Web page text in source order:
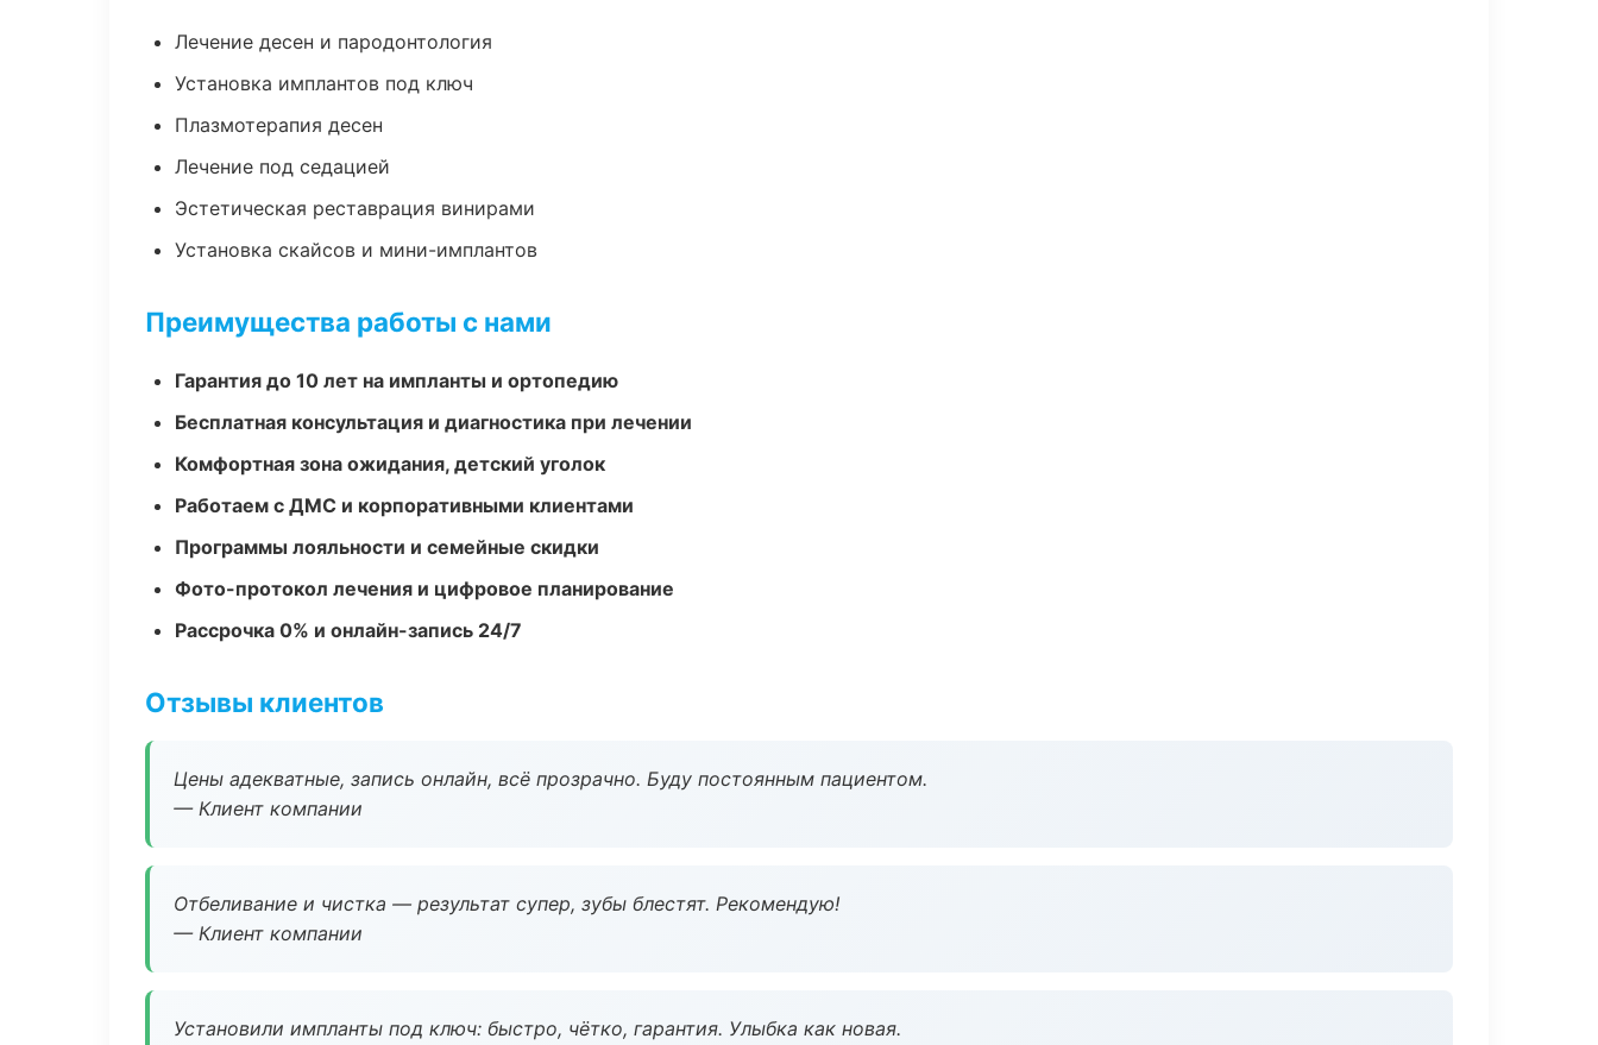
Лечение десен и пародонтология
Установка имплантов под ключ
Плазмотерапия десен
Лечение под седацией
Эстетическая реставрация винирами
Установка скайсов и мини-имплантов
Преимущества работы с нами
Гарантия до 10 лет на импланты и ортопедию
Бесплатная консультация и диагностика при лечении
Комфортная зона ожидания, детский уголок
Работаем с ДМС и корпоративными клиентами
Программы лояльности и семейные скидки
Фото-протокол лечения и цифровое планирование
Рассрочка 0% и онлайн-запись 24/7
Отзывы клиентов
Цены адекватные, запись онлайн, всё прозрачно. Буду постоянным пациентом.
— Клиент компании
Отбеливание и чистка — результат супер, зубы блестят. Рекомендую!
— Клиент компании
Установили импланты под ключ: быстро, чётко, гарантия. Улыбка как новая.